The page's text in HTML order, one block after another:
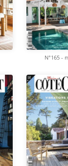
N°165 -